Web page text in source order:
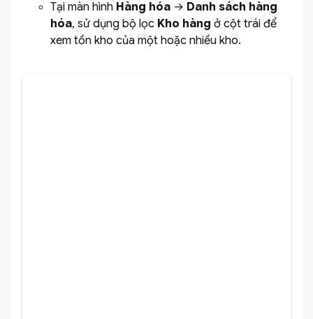
Tại màn hình Hàng hóa → Danh sách hàng
hóa, sử dụng bộ lọc Kho hàng ở cột trái để
xem tồn kho của một hoặc nhiều kho.